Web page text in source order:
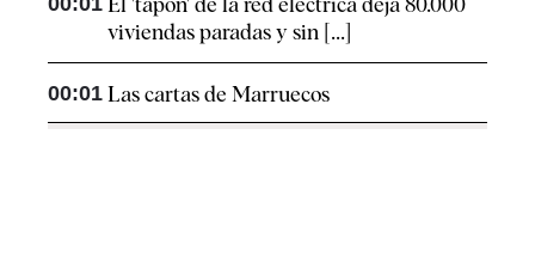
viviendas paradas y sin [...]
00:01 Las cartas de Marruecos